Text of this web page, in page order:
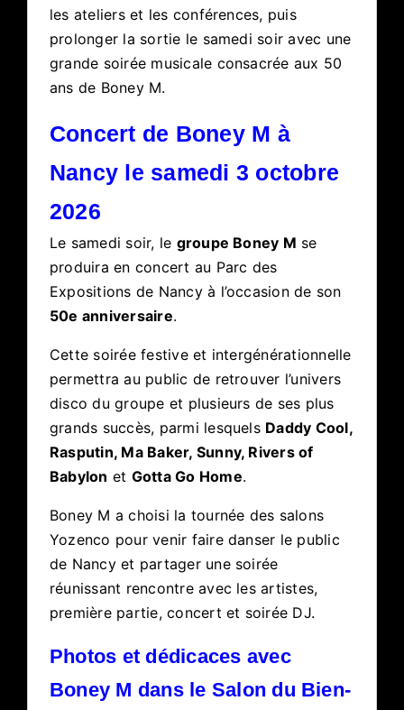
les ateliers et les conférences, puis
prolonger la sortie le samedi soir avec une
grande soirée musicale consacrée aux 50
ans de Boney M.
Concert de Boney M à
Nancy le samedi 3 octobre
2026
Le samedi soir, le groupe Boney M se
produira en concert au Parc des
Expositions de Nancy à l’occasion de son
50e anniversaire.
Cette soirée festive et intergénérationnelle
permettra au public de retrouver l’univers
disco du groupe et plusieurs de ses plus
grands succès, parmi lesquels Daddy Cool,
Rasputin, Ma Baker, Sunny, Rivers of
Babylon et Gotta Go Home.
Boney M a choisi la tournée des salons
Yozenco pour venir faire danser le public
de Nancy et partager une soirée
réunissant rencontre avec les artistes,
première partie, concert et soirée DJ.
Photos et dédicaces avec
Boney M dans le Salon du Bien-